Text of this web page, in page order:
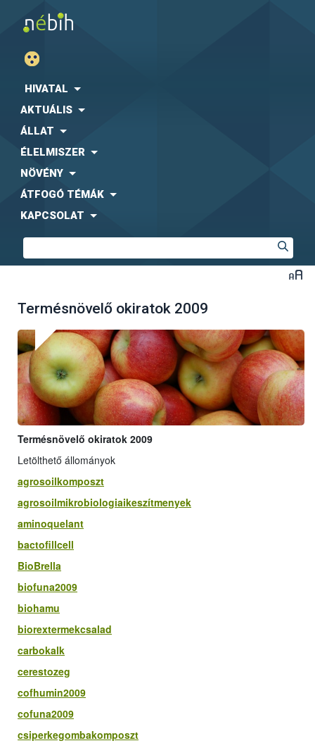
HIVATAL
AKTUÁLIS
ÁLLAT
ÉLELMISZER
NÖVÉNY
ÁTFOGÓ TÉMÁK
KAPCSOLAT
Termésnövelő okiratok 2009
Termésnövelő okiratok 2009
Letölthető állományok
agrosoilkomposzt
agrosoilmikrobiologiaikeszítmenyek
aminoquelant
bactofillcell
BioBrella
biofuna2009
biohamu
biorextermekcsalad
carbokalk
cerestozeg
cofhumin2009
cofuna2009
csiperkegombakomposzt